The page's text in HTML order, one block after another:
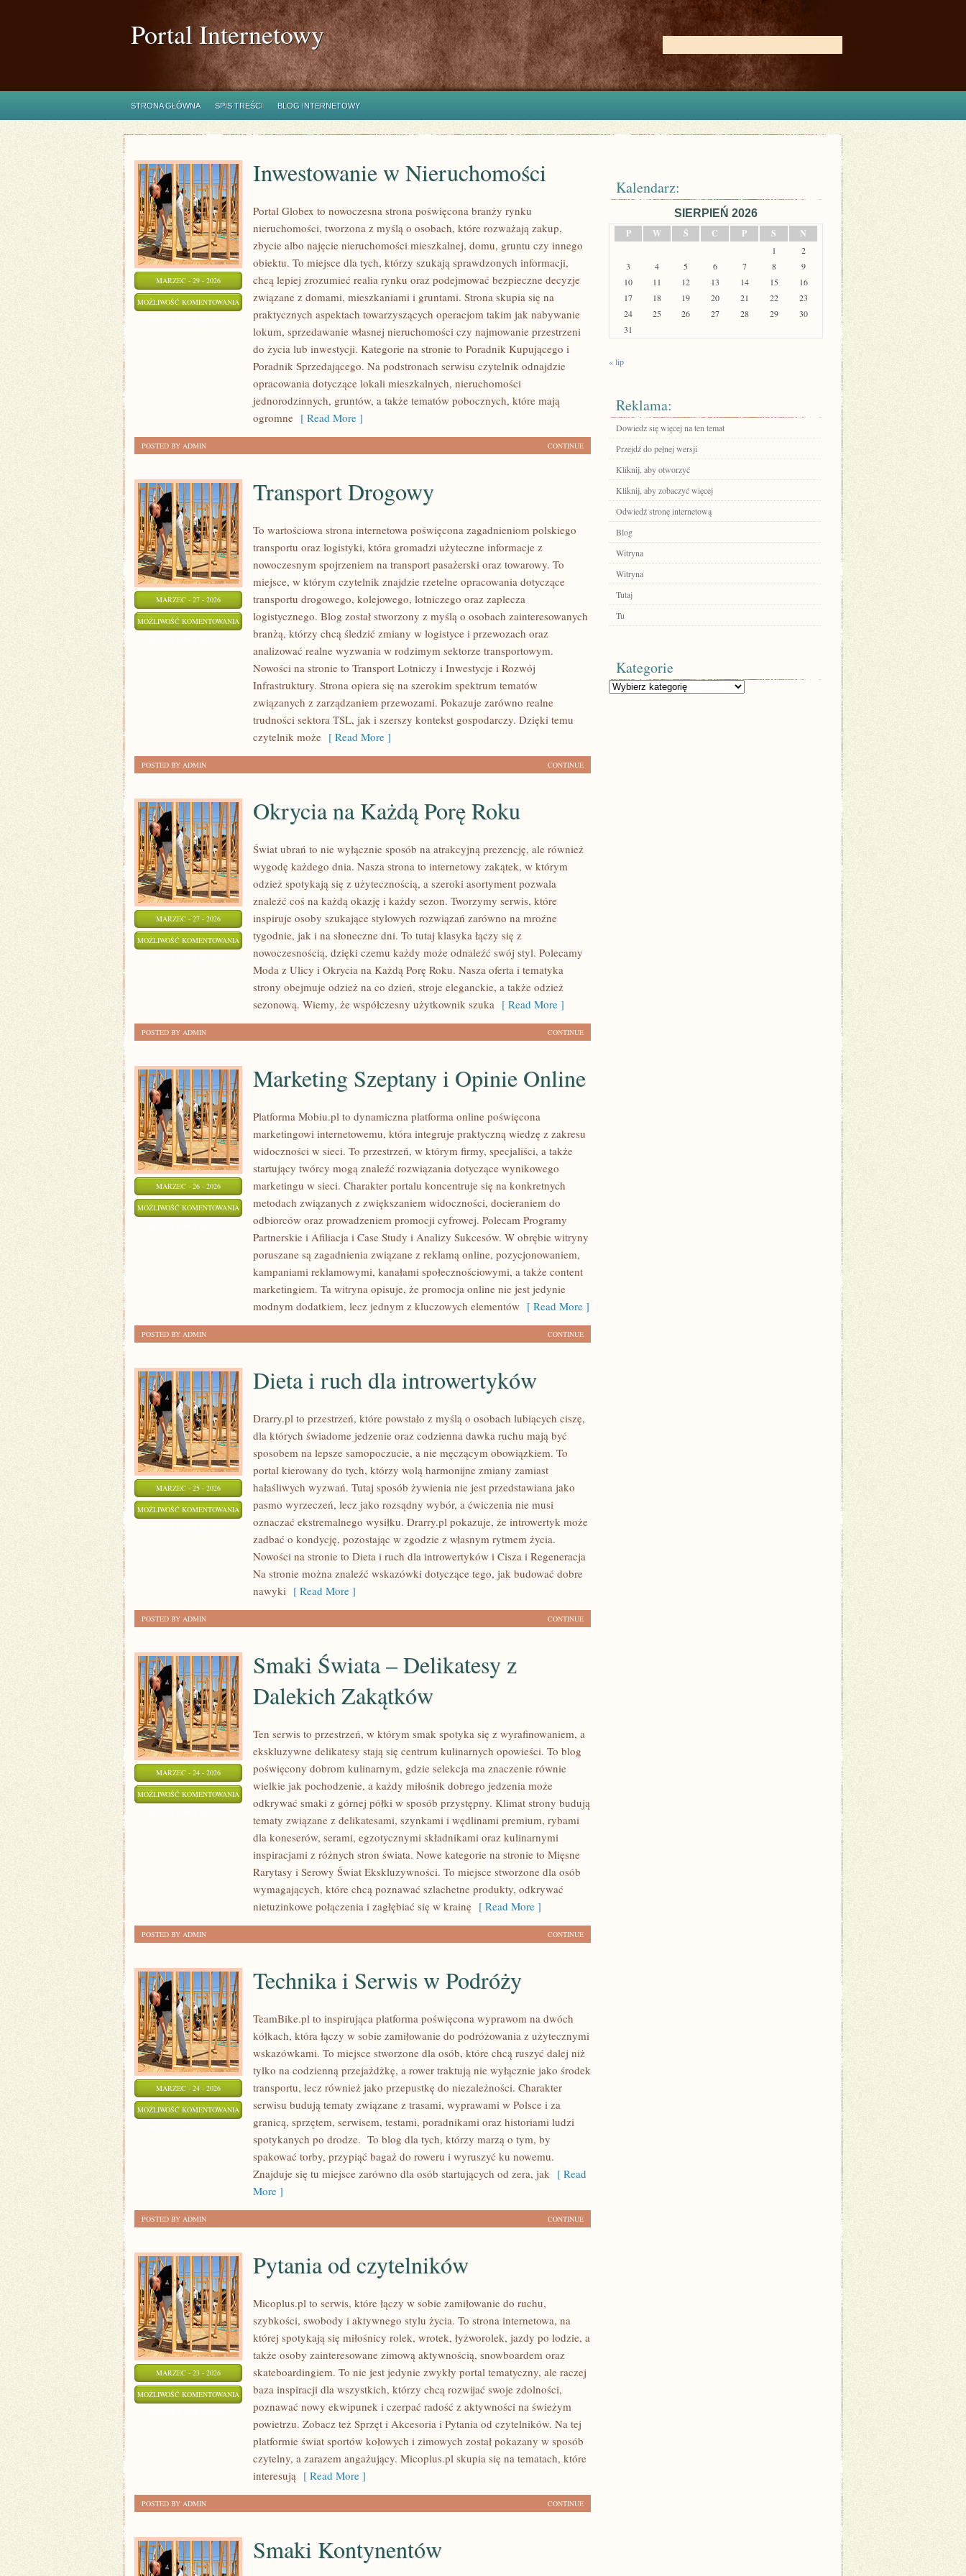
Portal Internetowy
STRONA GŁÓWNA SPIS TREŚCI BLOG INTERNETOWY
MARZEC - 29 - 2026
MOŻLIWOŚĆ KOMENTOWANIA INWESTOWANIE
NIERUCHOMOŚCI
Inwestowanie w Nieruchomości
Portal Globex to nowoczesna strona poświęcona branży rynku
nieruchomości, tworzona z myślą o osobach, które rozważają zakup,
zbycie albo najęcie nieruchomości mieszkalnej, domu, gruntu czy innego
obiektu. To miejsce dla tych, którzy szukają sprawdzonych informacji,
chcą lepiej zrozumieć realia rynku oraz podejmować bezpieczne decyzje
związane z domami, mieszkaniami i gruntami. Strona skupia się na
praktycznych aspektach towarzyszących operacjom takim jak nabywanie
lokum, sprzedawanie własnej nieruchomości czy najmowanie przestrzeni
do życia lub inwestycji. Kategorie na stronie to Poradnik Kupującego i
Poradnik Sprzedającego. Na podstronach serwisu czytelnik odnajdzie
opracowania dotyczące lokali mieszkalnych, nieruchomości
jednorodzinnych, gruntów, a także tematów pobocznych, które mają
ogromne [ Read More ]
CONTINUE
POSTED BY ADMIN
MARZEC - 27 - 2026
MOŻLIWOŚĆ KOMENTOWANIA TRANSPORT
DROGOWY
Transport Drogowy
To wartościowa strona internetowa poświęcona zagadnieniom polskiego
transportu oraz logistyki, która gromadzi użyteczne informacje z
nowoczesnym spojrzeniem na transport pasażerski oraz towarowy. To
miejsce, w którym czytelnik znajdzie rzetelne opracowania dotyczące
transportu drogowego, kolejowego, lotniczego oraz zaplecza
logistycznego. Blog został stworzony z myślą o osobach zainteresowanych
branżą, którzy chcą śledzić zmiany w logistyce i przewozach oraz
analizować realne wyzwania w rodzimym sektorze transportowym.
Nowości na stronie to Transport Lotniczy i Inwestycje i Rozwój
Infrastruktury. Strona opiera się na szerokim spektrum tematów
związanych z zarządzaniem przewozami. Pokazuje zarówno realne
trudności sektora TSL, jak i szerszy kontekst gospodarczy. Dzięki temu
czytelnik może [ Read More ]
CONTINUE
POSTED BY ADMIN
MARZEC - 27 - 2026
MOŻLIWOŚĆ KOMENTOWANIA OKRYCIA
KAŻDĄ
PORĘ
ROKU
Okrycia na Każdą Porę Roku
Świat ubrań to nie wyłącznie sposób na atrakcyjną prezencję, ale również
wygodę każdego dnia. Nasza strona to internetowy zakątek, w którym
odzież spotykają się z użytecznością, a szeroki asortyment pozwala
znaleźć coś na każdą okazję i każdy sezon. Tworzymy serwis, które
inspiruje osoby szukające stylowych rozwiązań zarówno na mroźne
tygodnie, jak i na słoneczne dni. To tutaj klasyka łączy się z
nowoczesnością, dzięki czemu każdy może odnaleźć swój styl. Polecamy
Moda z Ulicy i Okrycia na Każdą Porę Roku. Nasza oferta i tematyka
strony obejmuje odzież na co dzień, stroje eleganckie, a także odzież
sezonową. Wiemy, że współczesny użytkownik szuka [ Read More ]
CONTINUE
POSTED BY ADMIN
MARZEC - 26 - 2026
MOŻLIWOŚĆ KOMENTOWANIA MARKETING
SZEPTANY
OPINIE
ONLINE
Marketing Szeptany i Opinie Online
Platforma Mobiu.pl to dynamiczna platforma online poświęcona
marketingowi internetowemu, która integruje praktyczną wiedzę z zakresu
widoczności w sieci. To przestrzeń, w którym firmy, specjaliści, a także
startujący twórcy mogą znaleźć rozwiązania dotyczące wynikowego
marketingu w sieci. Charakter portalu koncentruje się na konkretnych
metodach związanych z zwiększaniem widoczności, docieraniem do
odbiorców oraz prowadzeniem promocji cyfrowej. Polecam Programy
Partnerskie i Afiliacja i Case Study i Analizy Sukcesów. W obrębie witryny
poruszane są zagadnienia związane z reklamą online, pozycjonowaniem,
kampaniami reklamowymi, kanałami społecznościowymi, a także content
marketingiem. Ta witryna opisuje, że promocja online nie jest jedynie
modnym dodatkiem, lecz jednym z kluczowych elementów [ Read More ]
CONTINUE
POSTED BY ADMIN
MARZEC - 25 - 2026
MOŻLIWOŚĆ KOMENTOWANIA DIETA
RUCH
INTROWERTYKÓW
Dieta i ruch dla introwertyków
Drarry.pl to przestrzeń, które powstało z myślą o osobach lubiących ciszę,
dla których świadome jedzenie oraz codzienna dawka ruchu mają być
sposobem na lepsze samopoczucie, a nie męczącym obowiązkiem. To
portal kierowany do tych, którzy wolą harmonijne zmiany zamiast
hałaśliwych wyzwań. Tutaj sposób żywienia nie jest przedstawiana jako
pasmo wyrzeczeń, lecz jako rozsądny wybór, a ćwiczenia nie musi
oznaczać ekstremalnego wysiłku. Drarry.pl pokazuje, że introwertyk może
zadbać o kondycję, pozostając w zgodzie z własnym rytmem życia.
Nowości na stronie to Dieta i ruch dla introwertyków i Cisza i Regeneracja
Na stronie można znaleźć wskazówki dotyczące tego, jak budować dobre
nawyki [ Read More ]
CONTINUE
POSTED BY ADMIN
MARZEC - 24 - 2026
MOŻLIWOŚĆ KOMENTOWANIA
ZAKĄTKÓW
Smaki Świata – Delikatesy z
Dalekich Zakątków
Ten serwis to przestrzeń, w którym smak spotyka się z wyrafinowaniem, a
ekskluzywne delikatesy stają się centrum kulinarnych opowieści. To blog
poświęcony dobrom kulinarnym, gdzie selekcja ma znaczenie równie
wielkie jak pochodzenie, a każdy miłośnik dobrego jedzenia może
odkrywać smaki z górnej półki w sposób przystępny. Klimat strony budują
tematy związane z delikatesami, szynkami i wędlinami premium, rybami
dla koneserów, serami, egzotycznymi składnikami oraz kulinarnymi
inspiracjami z różnych stron świata. Nowe kategorie na stronie to Mięsne
Rarytasy i Serowy Świat Ekskluzywności. To miejsce stworzone dla osób
wymagających, które chcą poznawać szlachetne produkty, odkrywać
nietuzinkowe połączenia i zagłębiać się w krainę [ Read More ]
CONTINUE
POSTED BY ADMIN
MARZEC - 24 - 2026
MOŻLIWOŚĆ KOMENTOWANIA TECHNIKA
SERWIS
PODRÓŻY
Technika i Serwis w Podróży
TeamBike.pl to inspirująca platforma poświęcona wyprawom na dwóch
kółkach, która łączy w sobie zamiłowanie do podróżowania z użytecznymi
wskazówkami. To miejsce stworzone dla osób, które chcą ruszyć dalej niż
tylko na codzienną przejażdżkę, a rower traktują nie wyłącznie jako środek
transportu, lecz również jako przepustkę do niezależności. Charakter
serwisu budują tematy związane z trasami, wyprawami w Polsce i za
granicą, sprzętem, serwisem, testami, poradnikami oraz historiami ludzi
spotykanych po drodze. To blog dla tych, którzy marzą o tym, by
spakować torby, przypiąć bagaż do roweru i wyruszyć ku nowemu.
Znajduje się tu miejsce zarówno dla osób startujących od zera, jak [ Read
More ]
CONTINUE
POSTED BY ADMIN
MARZEC - 23 - 2026
MOŻLIWOŚĆ KOMENTOWANIA PYTANIA
CZYTELNIKÓW
Pytania od czytelników
Micoplus.pl to serwis, które łączy w sobie zamiłowanie do ruchu,
szybkości, swobody i aktywnego stylu życia. To strona internetowa, na
której spotykają się miłośnicy rolek, wrotek, łyżworolek, jazdy po lodzie, a
także osoby zainteresowane zimową aktywnością, snowboardem oraz
skateboardingiem. To nie jest jedynie zwykły portal tematyczny, ale raczej
baza inspiracji dla wszystkich, którzy chcą rozwijać swoje zdolności,
poznawać nowy ekwipunek i czerpać radość z aktywności na świeżym
powietrzu. Zobacz też Sprzęt i Akcesoria i Pytania od czytelników. Na tej
platformie świat sportów kołowych i zimowych został pokazany w sposób
czytelny, a zarazem angażujący. Micoplus.pl skupia się na tematach, które
interesują [ Read More ]
CONTINUE
POSTED BY ADMIN
Smaki Kontynentów
Kalendarz:
SIERPIEŃ 2026
P
W Ś C P S N
1
2
3
4 5 6 7 8
9
10
11 12 13 14 15
16
17
18 19 20 21 22
23
24
25 26 27 28 29
30
31
« lip
Reklama:
Dowiedz się więcej na ten temat
Przejdź do pełnej wersji
Kliknij, aby otworzyć
Kliknij, aby zobaczyć więcej
Odwiedź stronę internetową
Blog
Witryna
Witryna
Tutaj
Tu
Kategorie
Kategorie